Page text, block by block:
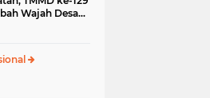
Wajah Desa